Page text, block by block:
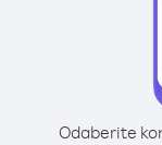
Odaberite